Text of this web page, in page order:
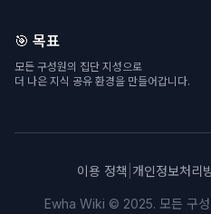
🎯 목표
모든 구성원의 집단 지성으로
더 나은 지식 공유 환경을 만들어갑니다.
이용 정책 개인정보처리
Ewha Wiki © 2025. 모든 구성